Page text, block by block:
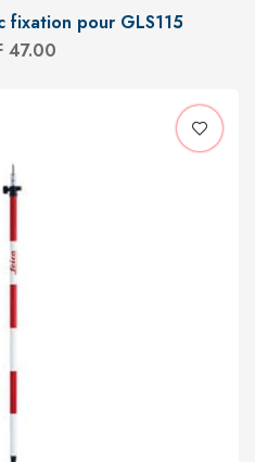
fixation pour GLS115
47.00